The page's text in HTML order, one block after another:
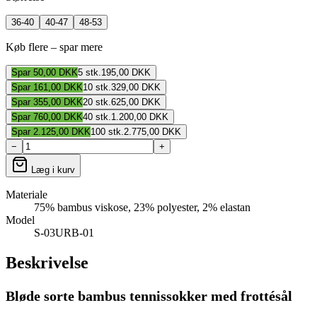
36-40 40-47 48-53
Køb flere – spar mere
Spar 50,00 DKK5 stk.195,00 DKK
Spar 161,00 DKK10 stk.329,00 DKK
Spar 355,00 DKK20 stk.625,00 DKK
Spar 760,00 DKK40 stk.1.200,00 DKK
Spar 2.125,00 DKK100 stk.2.775,00 DKK
−
+
Læg i kurv
Materiale
75% bambus viskose, 23% polyester, 2% elastan
Model
S-03URB-01
Beskrivelse
Bløde sorte bambus tennissokker med frottésål